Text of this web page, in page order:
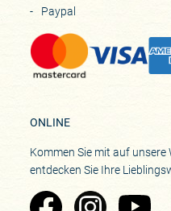
Paypal
ONLINE
Kommen Sie mit auf unsere
entdecken Sie Ihre
Zu Pinard's Facebook-
Zu Pinard's
Zu